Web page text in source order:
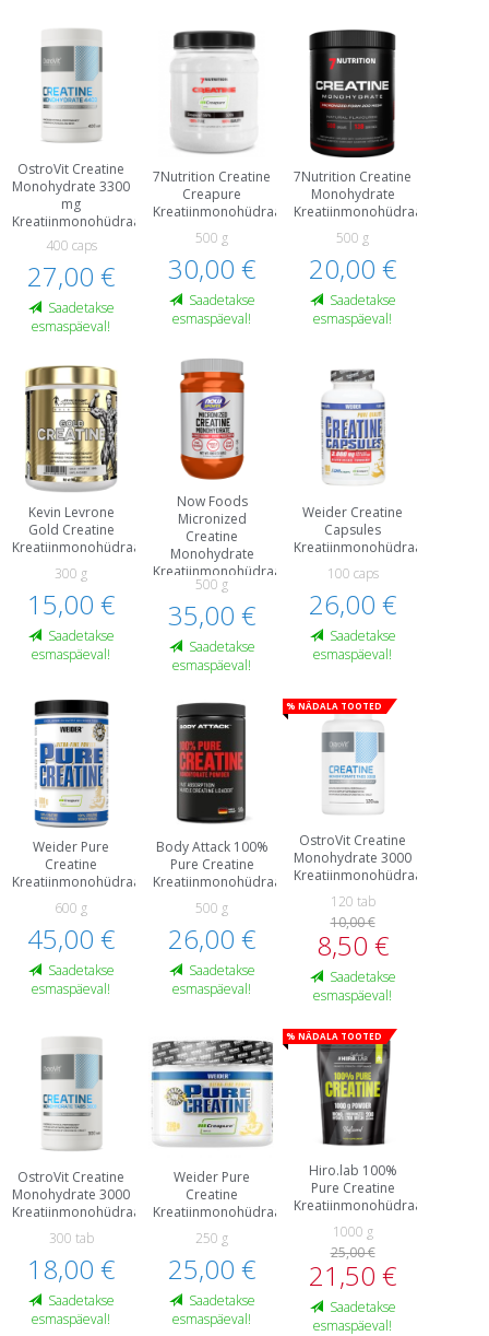
OstroVit Creatine
Monohydrate 3300
mg
Kreatiinmonohüdraat
400 caps
27,00 €
Saadetakse
esmaspäeval!
7Nutrition Creatine
Creapure
Kreatiinmonohüdraat
500 g
30,00 €
Saadetakse
esmaspäeval!
7Nutrition Creatine
Monohydrate
Kreatiinmonohüdraat
500 g
20,00 €
Saadetakse
esmaspäeval!
Kevin Levrone
Gold Creatine
Kreatiinmonohüdraat
300 g
15,00 €
Saadetakse
esmaspäeval!
Now Foods
Micronized
Creatine
Monohydrate
Kreatiinmonohüdraat
500 g
35,00 €
Saadetakse
esmaspäeval!
Weider Creatine
Capsules
Kreatiinmonohüdraat
100 caps
26,00 €
Saadetakse
esmaspäeval!
Weider Pure
Creatine
Kreatiinmonohüdraat
600 g
45,00 €
Saadetakse
esmaspäeval!
Body Attack 100%
Pure Creatine
Kreatiinmonohüdraat
500 g
26,00 €
Saadetakse
esmaspäeval!
% Nädala tooted
OstroVit Creatine
Monohydrate 3000
Kreatiinmonohüdraat
120 tab
10,00 €
8,50 €
Saadetakse
esmaspäeval!
OstroVit Creatine
Monohydrate 3000
Kreatiinmonohüdraat
300 tab
18,00 €
Saadetakse
esmaspäeval!
Weider Pure
Creatine
Kreatiinmonohüdraat
250 g
25,00 €
Saadetakse
esmaspäeval!
% Nädala tooted
Hiro.lab 100%
Pure Creatine
Kreatiinmonohüdraat
1000 g
25,00 €
21,50 €
Saadetakse
esmaspäeval!